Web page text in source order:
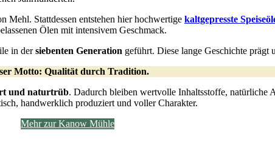
Mehl. Stattdessen entstehen hier hochwertige kaltgepresste
Ölen mit intensivem Geschmack.
in dersiebenten Generation geführt. Diese lange Geschichte prägt
Motto: Qualität durch Tradition.
und naturtrüb. Dadurch bleiben wertvolle Inhaltsstoffe, natürliche
handwerklich produziert und voller Charakter.
Mehr zur Kanow Mühle